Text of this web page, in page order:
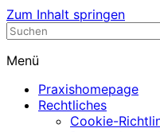
Zum Inhalt springen
Nephrologische Praxis
Menü
Praxishomepage
Rechtliches
Cookie-